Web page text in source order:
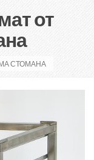
от
СТОМАНА